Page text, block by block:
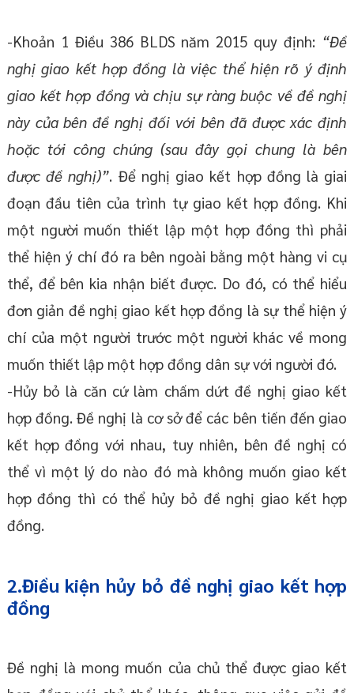
-Khoản 1 Điều 386 BLDS năm 2015 quy định: “Đề
nghị giao kết hợp đồng là việc thể hiện rõ ý định
giao kết hợp đồng và chịu sự ràng buộc về đề nghị
này của bên đề nghị đối với bên đã được xác định
hoặc tới công chúng (sau đây gọi chung là bên
được đề nghị)”. Để nghị giao kết hợp đồng là giai
đoạn đầu tiên của trình tự giao kết hợp đồng. Khi
một người muốn thiết lập một hợp đồng thì phải
thể hiện ý chí đó ra bên ngoài bằng một hàng vi cụ
thể, để bên kia nhận biết được. Do đó, có thể hiểu
đơn giản đề nghị giao kết hợp đồng là sự thể hiện ý
chí của một người trước một người khác về mong
muốn thiết lập một hợp đồng dân sự với người đó.
-Hủy bỏ là căn cứ làm chấm dứt đề nghị giao kết
hợp đồng. Đề nghị là cơ sở để các bên tiến đến giao
kết hợp đồng với nhau, tuy nhiên, bên đề nghị có
thể vì một lý do nào đó mà không muốn giao kết
hợp đồng thì có thể hủy bỏ đề nghị giao kết hợp
đồng.
2.Điều kiện hủy bỏ đề nghị giao kết hợp
đồng
Đề nghị là mong muốn của chủ thể được giao kết